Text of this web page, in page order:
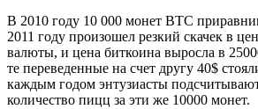
В 2010 году 10 000 монет BTC
2011 году произошел резкий скачек в
валюты, и цена биткоина выросла в
те переведенные на счет другу 40$
каждым годом энтузиасты
количество пицц за эти же 10000 монет.